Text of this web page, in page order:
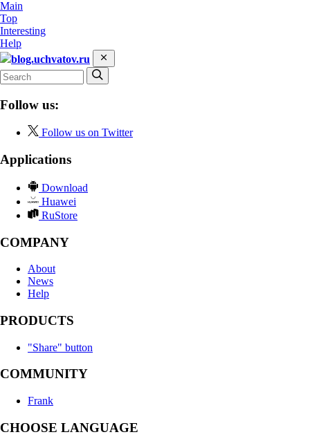
Main
Top
Interesting
Help
blog.uchvatov.ru
Follow us:
Follow us on Twitter
Applications
Download
Huawei
RuStore
COMPANY
About
News
Help
PRODUCTS
"Share" button
COMMUNITY
Frank
CHOOSE LANGUAGE